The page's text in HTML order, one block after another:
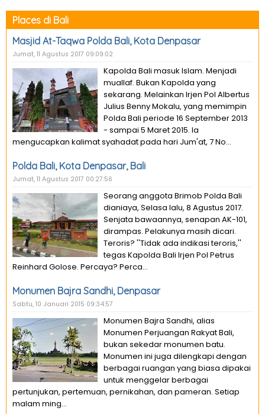
Places di Bali
Masjid At-Taqwa Polda Bali, Kota Denpasar
Jumat, 11 Agustus 2017 09:09:02
Kapolda Bali masuk Islam. Menjadi
muallaf. Bukan Kapolda yang
sekarang. Melainkan Irjen Pol Albertus
Julius Benny Mokalu, yang memimpin
Polda Bali periode 16 September 2013
- sampai 5 Maret 2015. Ia
mengucapkan kalimat syahadat pada hari Jum'at, 7 No...
Polda Bali, Kota Denpasar, Bali
Jumat, 11 Agustus 2017 00:27:56
Seorang anggota Brimob Polda Bali
dianiaya, Selasa lalu, 8 Agustus 2017.
Senjata bawaannya, senapan AK-101,
dirampas. Pelakunya masih dicari.
Teroris? ''Tidak ada indikasi teroris,''
tegas Kapolda Bali Irjen Pol Petrus
Reinhard Golose. Percaya? Perca...
Monumen Bajra Sandhi, Denpasar
Sabtu, 10 Januari 2015 09:34:57
Monumen Bajra Sandhi, alias
Monumen Perjuangan Rakyat Bali,
bukan sekedar monumen batu.
Monumen ini juga dilengkapi dengan
berbagai ruangan yang biasa dipakai
untuk menggelar berbagai
pertunjukan, pertemuan, pernikahan, dan pameran. Setiap
malam ming...